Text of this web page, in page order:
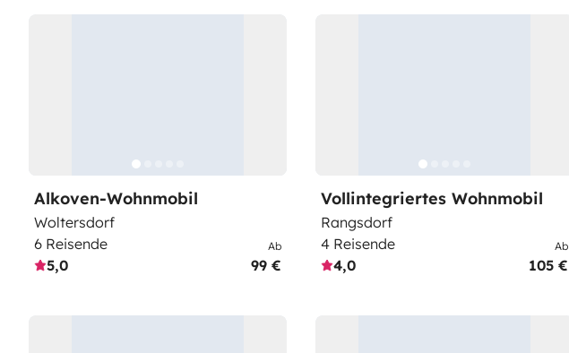
Alkoven-Wohnmobil
Woltersdorf
6 Reisende
5,0
Ab
99 €
Vollintegriertes Wohnmobil
Rangsdorf
4 Reisende
4,0
Ab
105 €